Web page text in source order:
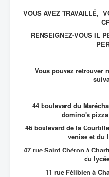
VOUS AVEZ TRAVAILLÉ,
RENSEIGNEZ-VOUS IL
Vous pouvez retrouver
44 boulevard du
domino's
46 boulevard de la
venise et du
47 rue Saint Chéron à
du
11 rue Félibien à